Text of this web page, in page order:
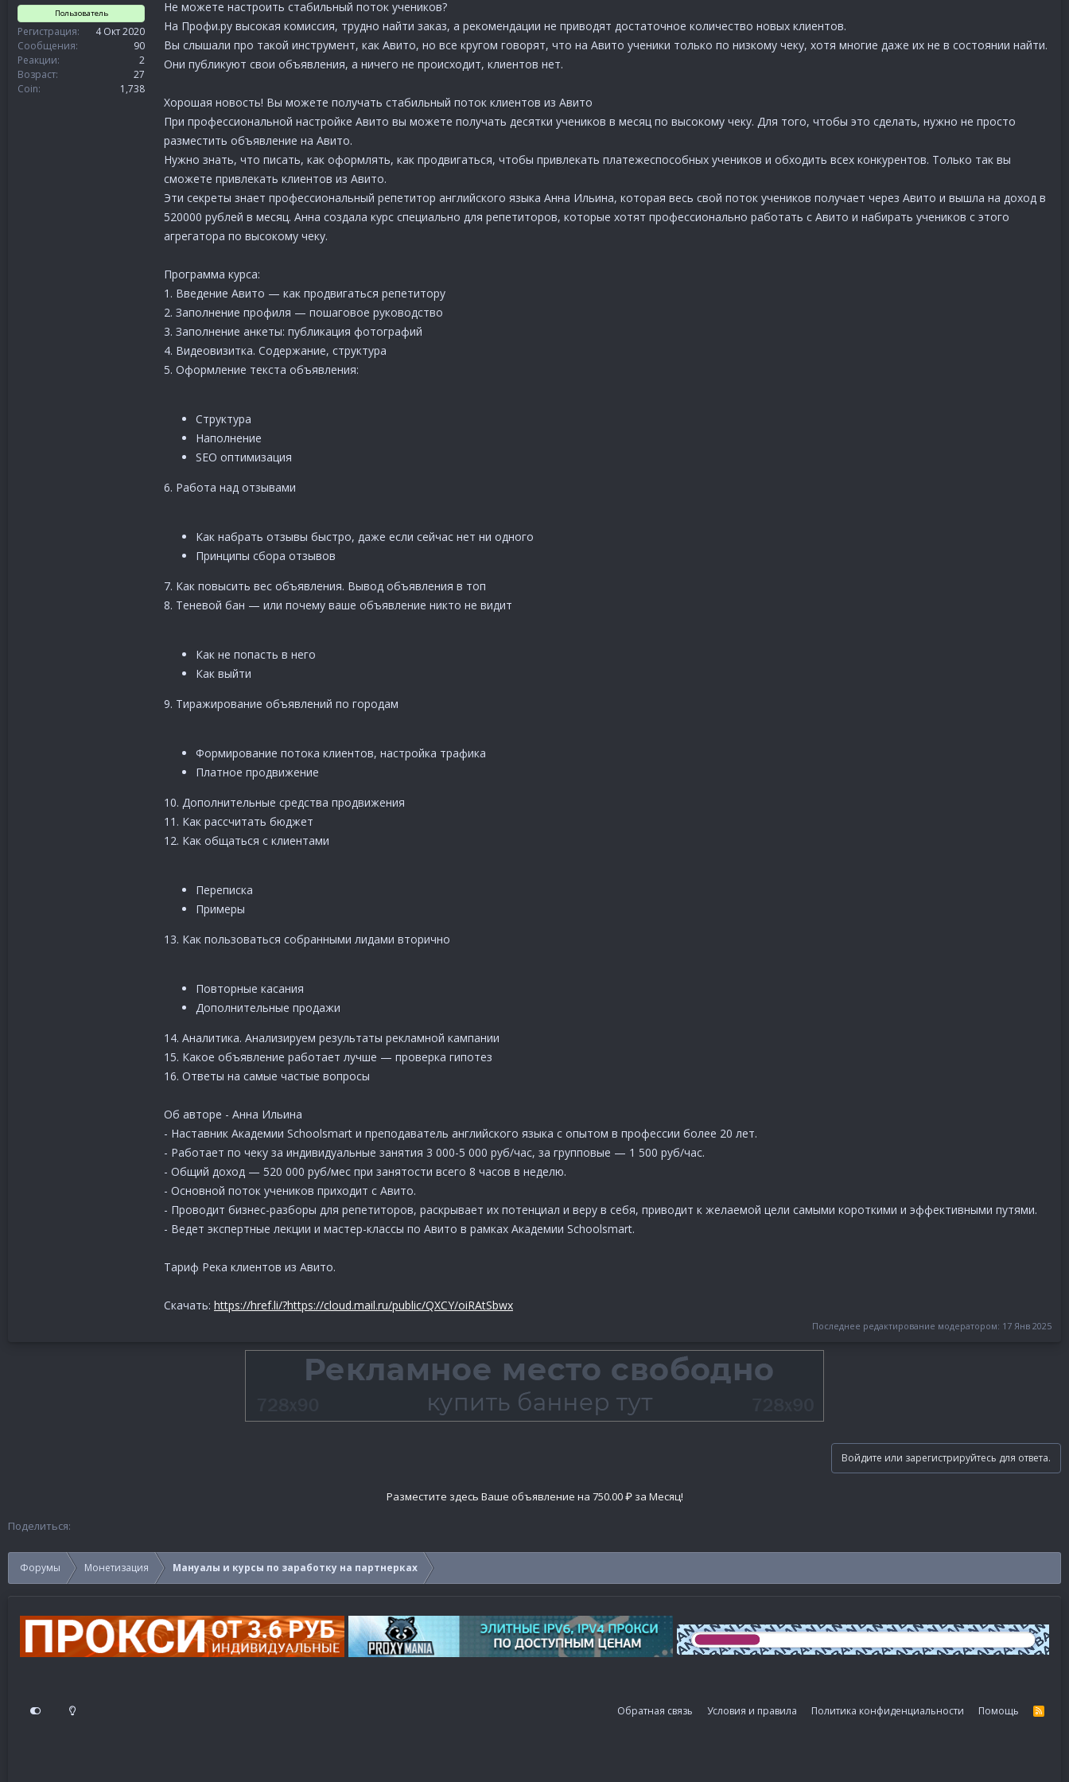
Пользователь
Регистрация
4 Окт 2020
Сообщения
90
Реакции
2
Возраст
27
Coin
1,738
Не можете настроить стабильный поток учеников?
На Профи.ру высокая комиссия, трудно найти заказ, а рекомендации не приводят достаточное количество новых клиентов.
Вы слышали про такой инструмент, как Авито, но все кругом говорят, что на Авито ученики только по низкому чеку, хотя многие даже их не в состоянии найти.
Они публикуют свои объявления, а ничего не происходит, клиентов нет.
Хорошая новость! Вы можете получать стабильный поток клиентов из Авито
При профессиональной настройке Авито вы можете получать десятки учеников в месяц по высокому чеку. Для того, чтобы это сделать, нужно не просто
разместить объявление на Авито.
Нужно знать, что писать, как оформлять, как продвигаться, чтобы привлекать платежеспособных учеников и обходить всех конкурентов. Только так вы
сможете привлекать клиентов из Авито.
Эти секреты знает профессиональный репетитор английского языка Анна Ильина, которая весь свой поток учеников получает через Авито и вышла на доход в
520000 рублей в месяц. Анна создала курс специально для репетиторов, которые хотят профессионально работать с Авито и набирать учеников с этого
агрегатора по высокому чеку.
Программа курса:
1. Введение Авито — как продвигаться репетитору
2. Заполнение профиля — пошаговое руководство
3. Заполнение анкеты: публикация фотографий
4. Видеовизитка. Содержание, структура
5. Оформление текста объявления:
Структура
Наполнение
SEO оптимизация
6. Работа над отзывами
Как набрать отзывы быстро, даже если сейчас нет ни одного
Принципы сбора отзывов
7. Как повысить вес объявления. Вывод объявления в топ
8. Теневой бан — или почему ваше объявление никто не видит
Как не попасть в него
Как выйти
9. Тиражирование объявлений по городам
Формирование потока клиентов, настройка трафика
Платное продвижение
10. Дополнительные средства продвижения
11. Как рассчитать бюджет
12. Как общаться с клиентами
Переписка
Примеры
13. Как пользоваться собранными лидами вторично
Повторные касания
Дополнительные продажи
14. Аналитика. Анализируем результаты рекламной кампании
15. Какое объявление работает лучше — проверка гипотез
16. Ответы на самые частые вопросы
Об авторе - Анна Ильина
- Наставник Академии Schoolsmart и преподаватель английского языка с опытом в профессии более 20 лет.
- Работает по чеку за индивидуальные занятия 3 000-5 000 руб/час, за групповые — 1 500 руб/час.
- Общий доход — 520 000 руб/мес при занятости всего 8 часов в неделю.
- Основной поток учеников приходит с Авито.
- Проводит бизнес-разборы для репетиторов, раскрывает их потенциал и веру в себя, приводит к желаемой цели самыми короткими и эффективными путями.
- Ведет экспертные лекции и мастер-классы по Авито в рамках Академии Schoolsmart.
Тариф Река клиентов из Авито.
Скачать: https://href.li/?https://cloud.mail.ru/public/QXCY/oiRAtSbwx
Последнее редактирование модератором: 17 Янв 2025
Войдите или зарегистрируйтесь для ответа.
Разместите здесь Ваше объявление на 750.00 ₽ за Месяц!
Поделиться:
Форумы Монетизация Мануалы и курсы по заработку на партнерках
Обратная связь Условия и правила Политика конфиденциальности Помощь
R